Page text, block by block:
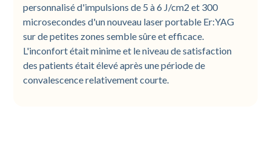
personnalisé d'impulsions de 5 à 6 J/cm2 et 300
microsecondes d'un nouveau laser portable Er:YAG
sur de petites zones semble sûre et efficace.
L'inconfort était minime et le niveau de satisfaction
des patients était élevé après une période de
convalescence relativement courte.